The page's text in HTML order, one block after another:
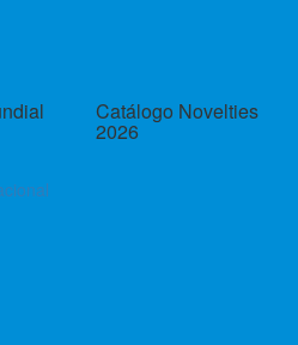
Catálogo Novelties
2026